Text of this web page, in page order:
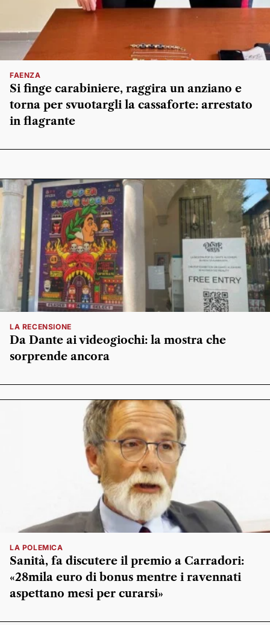
FAENZA
Si finge carabiniere, raggira un anziano e
torna per svuotargli la cassaforte: arrestato
in flagrante
LA RECENSIONE
Da Dante ai videogiochi: la mostra che
sorprende ancora
LA POLEMICA
Sanità, fa discutere il premio a Carradori:
«28mila euro di bonus mentre i ravennati
aspettano mesi per curarsi»